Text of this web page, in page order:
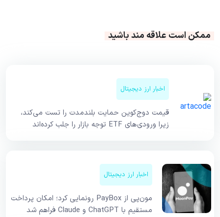
ممکن است علاقه مند باشید
اخبار ارز دیجیتال
قیمت دوج‌کوین حمایت بلندمدت را تست می‌کند،
زیرا ورودی‌های ETF توجه بازار را جلب کرده‌اند
اخبار ارز دیجیتال
مون‌پی از PayBox رونمایی کرد؛ امکان پرداخت
مستقیم با ChatGPT و Claude فراهم شد